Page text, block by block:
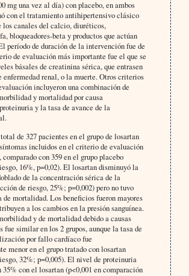
mg una vez al día) con placebo, en ambos
con el tratamiento antihipertensivo clásico
los canales del calcio, diuréticos,
bloqueadores-beta y productos que actúan
período de duración de la intervención fue de
de evaluación más importante fue el que se
básales de creatinina sérica, que entrasen
enfermedad renal, o la muerte. Otros criterios
incluyeron una combinación de
y mortalidad por causa
y la tasa de avance de la
de 327 pacientes en el grupo de losartan
incluidos en el criterio de evaluación
con 359 en el grupo placebo
16%, p=0,02). El losartan disminuyó la
de la concentración sérica de la
de riesgo, 25%; p=0,002) pero no tuvo
de mortalidad. Los beneficios fueron mayores
a los cambios en la presión sanguínea.
y de mortalidad debido a causas
fue similar en los 2 grupos, aunque la tasa de
por fallo cardíaco fue
menor en el grupo tratado con losartan
32%; p=0,005). El nivel de proteinuria
35% con el losartan (p<0,001 en comparación